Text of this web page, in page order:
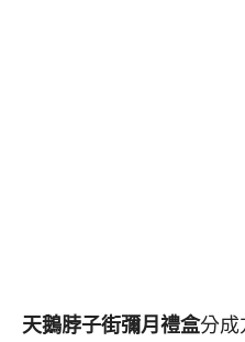
天鵝脖子街彌月禮盒分成